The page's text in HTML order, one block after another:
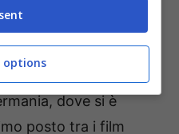
continua a
nei mercati
dove si è
posto tra i film
options